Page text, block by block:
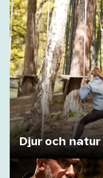
Djur och natur